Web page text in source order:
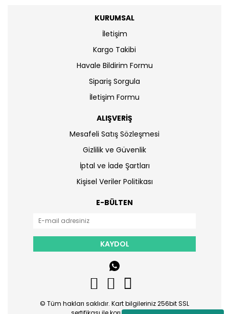
KURUMSAL
İletişim
Kargo Takibi
Havale Bildirim Formu
Sipariş Sorgula
İletişim Formu
ALIŞVERİŞ
Mesafeli Satış Sözleşmesi
Gizlilik ve Güvenlik
İptal ve İade Şartları
Kişisel Veriler Politikası
E-BÜLTEN
KAYDOL
© Tüm hakları saklıdır. Kart bilgileriniz 256bit SSL